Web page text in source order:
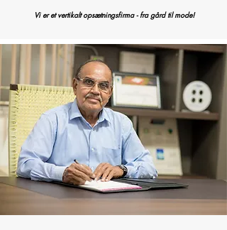
Vi er et vertikalt opsætningsfirma - fra gård til mode!